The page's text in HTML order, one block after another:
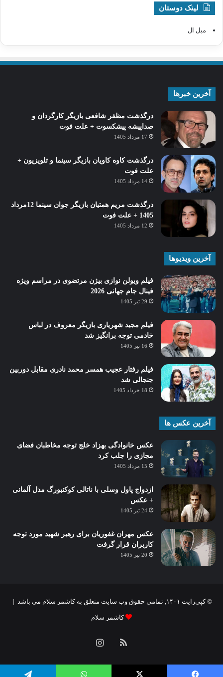
لینک دوستان
مبل ال
آخرین خبرها
درگذشت مظفر شافعی بازیگر کارگردان و
صداپیشه پیشکسوت + علت فوت
17 مرداد 1405
درگذشت کاوه کاویان بازیگر سینما و تلویزیون +
علت فوت
14 مرداد 1405
درگذشت مریم همتیان بازیگر جوان سینما 12مرداد
1405 + علت فوت
12 مرداد 1405
آخرین ویدیوها
فیلم ویولن نوازی بیژن مرتضوی در مراسم ویژه
فینال جام جهانی 2026
29 تیر 1405
فیلم مجید شهریاری بازیگر معروف در لباس
خادمی توجه برانگیز شد
16 تیر 1405
فیلم رفتار عجیب همسر محمد نادری مقابل دوربین
جنجالی شد
18 خرداد 1405
آخرین عکس ها
عکس خانوادگی بهزاد خلج توجه مخاطبان فضای
مجازی را جلب کرد
15 مرداد 1405
ازدواج پاول وسلی با ناتالی کوکنبورگ مدل آلمانی
+ عکس
24 تیر 1405
عکس مهران غفوریان برای رهبر شهید مورد توجه
کاربران قرار گرفت
20 تیر 1405
© کپی‌رایت ۱۴۰۱, تمامی حقوق وب سایت متعلق به کاشمر سلام می باشد |
کاشمر سلام
خوراکاینستاگرام